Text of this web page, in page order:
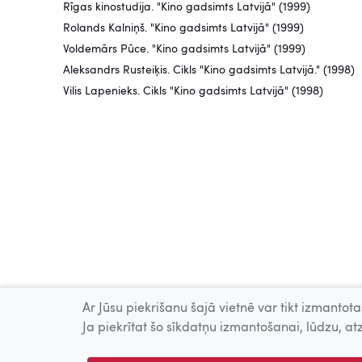
Rīgas kinostudija. "Kino gadsimts Latvijā" (1999)
Rolands Kalniņš. "Kino gadsimts Latvijā" (1999)
Voldemārs Pūce. "Kino gadsimts Latvijā" (1999)
Aleksandrs Rusteiķis. Cikls "Kino gadsimts Latvijā." (1998)
Vilis Lapenieks. Cikls "Kino gadsimts Latvijā" (1998)
Ar Jūsu piekrišanu šajā vietnē var tikt
Ja piekrītat šo sīkdatņu izmantošanai, lūdzu,